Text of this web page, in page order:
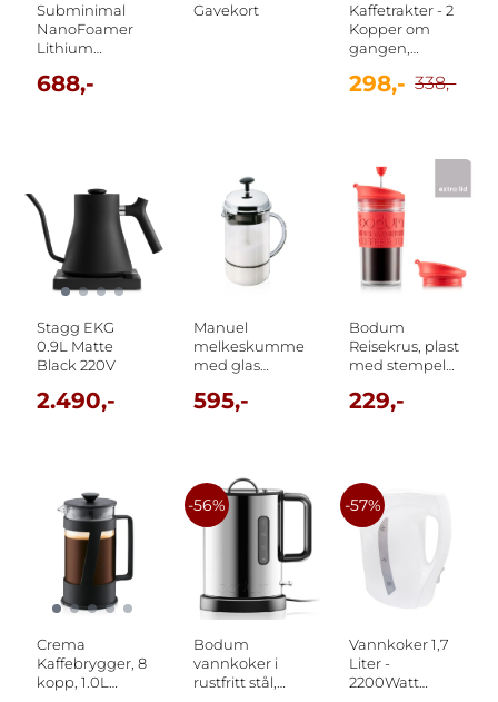
Subminimal
NanoFoamer
Lithium
688,-
Gavekort
Kaffetrakter - 2
Kopper om
gangen,
298,- 338,-
Stagg EKG
0.9L Matte
Black 220V
2.490,-
Manuel
melkeskummer
med glas
Bodum
595,-
Bodum
Reisekrus, plast
med stempel
0.35L Rød
229,-
Crema
Kaffebrygger, 8
kopp, 1.0L
-56%
Bodum
vannkoker i
rustfritt stål,
-57%
Vannkoker 1,7
Liter -
2200Watt